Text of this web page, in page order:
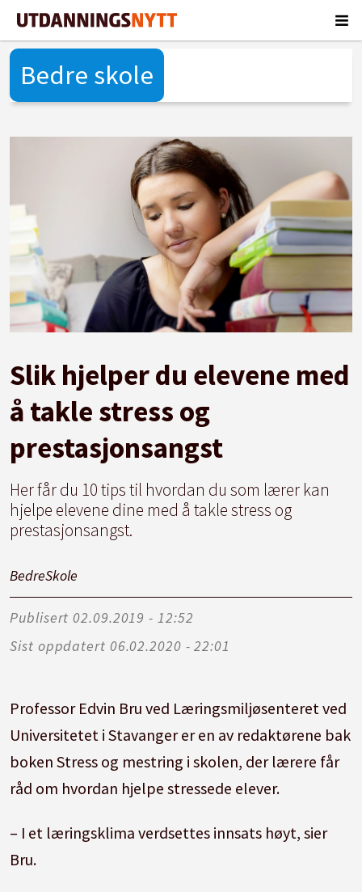
Bedre skole
Slik hjelper du elevene med
å takle stress og
prestasjonsangst
Her får du 10 tips til hvordan du som lærer kan
hjelpe elevene dine med å takle stress og
prestasjonsangst.
BedreSkole
Publisert
02.09.2019 - 12:52
Sist oppdatert
06.02.2020 - 22:01
Professor Edvin Bru ved Læringsmiljøsenteret ved
Universitetet i Stavanger er en av redaktørene bak
boken Stress og mestring i skolen, der lærere får
råd om hvordan hjelpe stressede elever.
– I et læringsklima verdsettes innsats høyt, sier
Bru.